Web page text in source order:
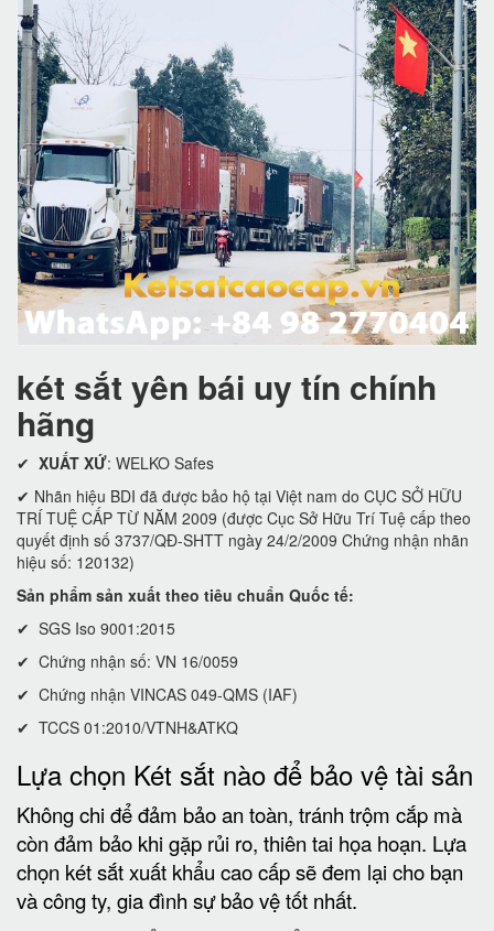
két sắt yên bái uy tín chính
hãng
✔ XUẤT XỨ: WELKO Safes
✔ Nhãn hiệu BDI đã được bảo hộ tại Việt nam do CỤC SỞ HỮU
TRÍ TUỆ CẤP TỪ NĂM 2009 (được Cục Sở Hữu Trí Tuệ cấp theo
quyết định số 3737/QĐ-SHTT ngày 24/2/2009 Chứng nhận nhãn
hiệu số: 120132)
Sản phẩm sản xuất theo tiêu chuẩn Quốc tế:
✔ SGS Iso 9001:2015
✔ Chứng nhận số: VN 16/0059
✔ Chứng nhận VINCAS 049-QMS (IAF)
✔ TCCS 01:2010/VTNH&ATKQ
Lựa chọn Két sắt nào để bảo vệ tài sản
Không chi để đảm bảo an toàn, tránh trộm cắp mà
còn đảm bảo khi gặp rủi ro, thiên tai họa hoạn. Lựa
chọn két sắt xuất khẩu cao cấp sẽ đem lại cho bạn
và công ty, gia đình sự bảo vệ tốt nhất.